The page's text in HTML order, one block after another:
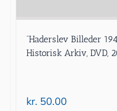
”Haderslev Billeder
Historisk Arkiv, DVD,
kr. 50.00